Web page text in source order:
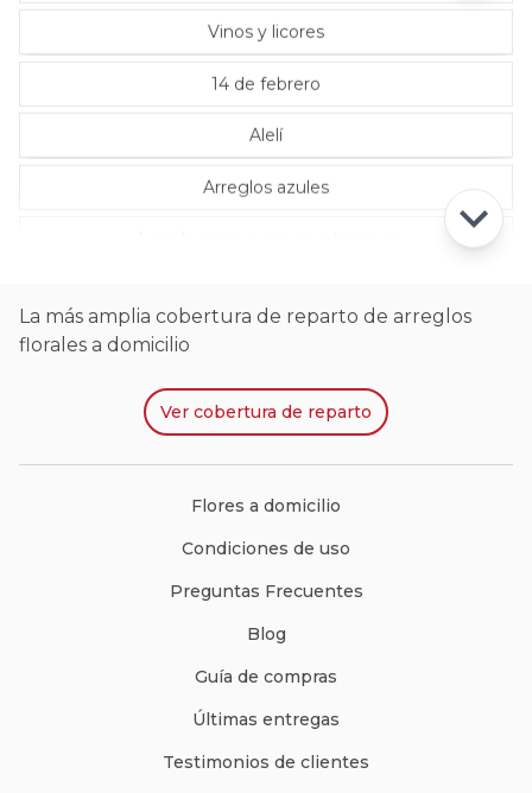
14 de febrero
Alelí
Arreglos azules
Vinos y licores
La más amplia cobertura de reparto de arreglos
florales a domicilio
Ver cobertura de reparto
Flores a domicilio
Condiciones de uso
Preguntas Frecuentes
Blog
Guía de compras
Últimas entregas
Testimonios de clientes